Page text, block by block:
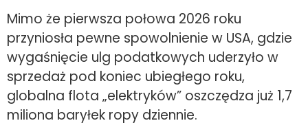
Mimo że pierwsza połowa 2026 roku
przyniosła pewne spowolnienie w USA, gdzie
wygaśnięcie ulg podatkowych uderzyło w
sprzedaż pod koniec ubiegłego roku,
globalna flota „elektryków” oszczędza już 1,7
miliona baryłek ropy dziennie.